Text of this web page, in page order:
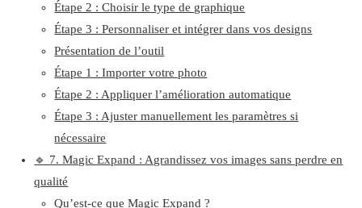
Étape 2 : Choisir le type de graphique
Étape 3 : Personnaliser et intégrer dans vos designs
Présentation de l’outil
Étape 1 : Importer votre photo
Étape 2 : Appliquer l’amélioration automatique
Étape 3 : Ajuster manuellement les paramètres si
nécessaire
🔹 7. Magic Expand : Agrandissez vos images sans perdre en
qualité
Qu’est-ce que Magic Expand ?